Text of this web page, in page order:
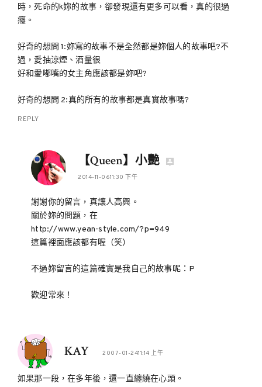
時，死命的k妳的故事，卻發現還有更多可以看，真的很過
癮。
好奇的想問 1:妳寫的故事不是全然都是妳個人的故事吧?不
過，愛抽涼煙、酒量很
好和愛嘟嘴的女主角應該都是妳吧?
好奇的想問 2:真的所有的故事都是真實故事嗎?
REPLY
【Queen】小艷
2014-11-0611:30 下午
謝謝你的留言，真讓人高興。
關於妳的問題，在
http://www.yean-style.com/?p=949
這篇裡面應該都有喔（笑）
不過妳留言的這篇確實是我自己的故事呢：P
歡迎常來！
KAY 2007-01-2411:14 上午
如果那一段，在多年後，還一直纏繞在心頭。